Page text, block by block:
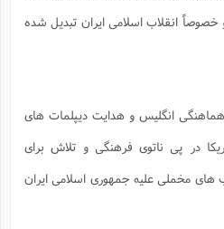
خصوصاً انقلاب اسلامی ایران تبدیل شده
هماهنگی انگلیس و هدایت دیپلمات های
در پی ناتوی فرهنگی و تلاش برای
های مخملی علیه جمهوری اسلامی ایران